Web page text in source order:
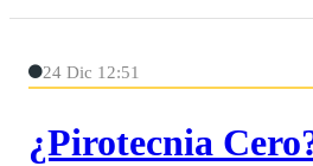
24 Dic 12:51
¿Pirotecnia